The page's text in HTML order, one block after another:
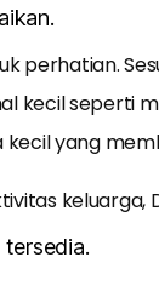
perhatian.
kecil
kecil yang
tersedia.